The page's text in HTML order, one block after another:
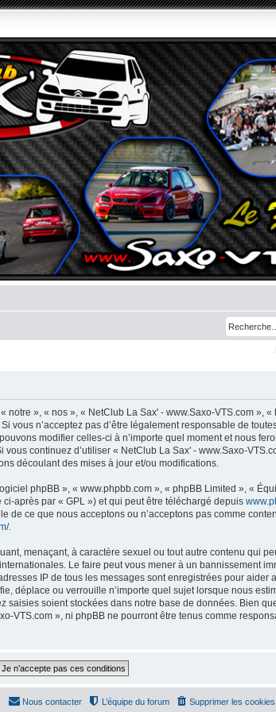
», « nos », « NetClub La Sax' - www.Saxo-VTS.com », «
vous n’acceptez pas d’être légalement responsable de
modifier celles-ci à n’importe quel moment et nous
continuez d’utiliser « NetClub La Sax' - www.Saxo-
découlant des mises à jour et/ou modifications.
phpBB », « www.phpbb.com », « phpBB Limited », «
ci-après par « GPL ») et qui peut être téléchargé depuis
de ce que nous acceptons ou n’acceptons pas comme
.
menaçant, à caractère sexuel ou tout autre contenu qui
Le faire peut vous mener à un bannissement
IP de tous les messages sont enregistrées pour aider
déplace ou verrouille n’importe quel sujet lorsque nous
soient stockées dans notre base de données. Bien
VTS.com », ni phpBB ne pourront être tenus comme
Supprimer les cookies
L’équipe du forum
Nous contacter